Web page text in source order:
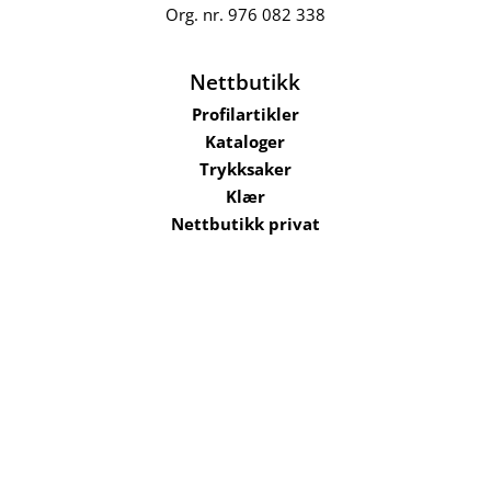
Org. nr. 976 082 338
Nettbutikk
Profilartikler
Kataloger
Trykksaker
Klær
Nettbutikk privat